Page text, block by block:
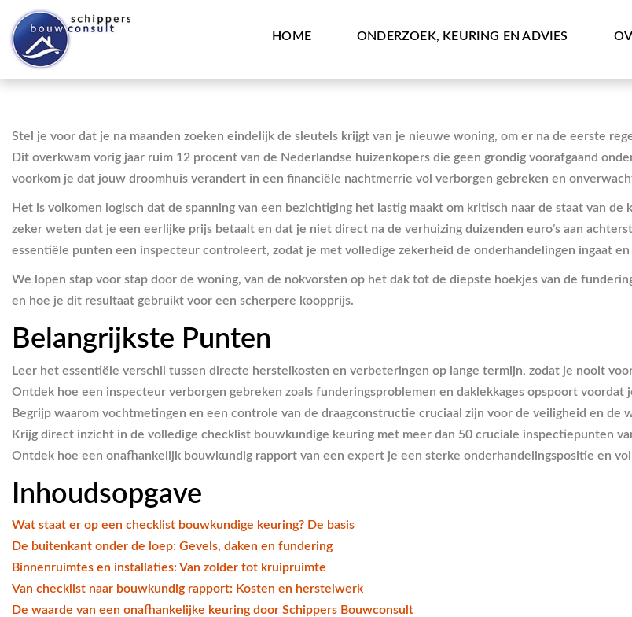
HOME ONDERZOEK, KEURING EN ADVIES
Stel je voor dat je na maanden zoeken eindelijk de sleutels krijgt van je nieuwe woning, om er na de eerste
Dit overkwam vorig jaar ruim 12 procent van de Nederlandse huizenkopers die geen grondig voorafgaand
voorkom je dat jouw droomhuis verandert in een financiële nachtmerrie vol verborgen gebreken en
Het is volkomen logisch dat de spanning van een bezichtiging het lastig maakt om kritisch naar de staat van
zeker weten dat je een eerlijke prijs betaalt en dat je niet direct na de verhuizing duizenden euro’s aan
essentiële punten een inspecteur controleert, zodat je met volledige zekerheid de onderhandelingen ingaat
We lopen stap voor stap door de woning, van de nokvorsten op het dak tot de diepste hoekjes van de
en hoe je dit resultaat gebruikt voor een scherpere koopprijs.
Belangrijkste Punten
Leer het essentiële verschil tussen directe herstelkosten en verbeteringen op lange termijn, zodat je nooit
Ontdek hoe een inspecteur verborgen gebreken zoals funderingsproblemen en daklekkages opspoort
Begrijp waarom vochtmetingen en een controle van de draagconstructie cruciaal zijn voor de veiligheid en de
Krijg direct inzicht in de volledige checklist bouwkundige keuring met meer dan 50 cruciale inspectiepunten
Ontdek hoe een onafhankelijk bouwkundig rapport van een expert je een sterke onderhandelingspositie en
Inhoudsopgave
Wat staat er op een checklist bouwkundige keuring? De basis
De buitenkant onder de loep: Gevels, daken en fundering
Binnenruimtes en installaties: Van zolder tot kruipruimte
Van checklist naar bouwkundig rapport: Kosten en herstelwerk
De waarde van een onafhankelijke keuring door Schippers Bouwconsult